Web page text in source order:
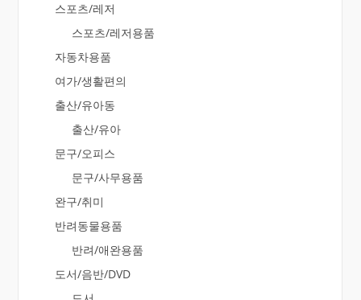
스포츠/레저
스포츠/레저용품
자동차용품
여가/생활편의
출산/유아동
출산/유아
문구/오피스
문구/사무용품
완구/취미
반려동물용품
반려/애완용품
도서/음반/DVD